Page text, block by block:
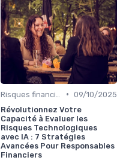
• 09/10/2025
Révolutionnez Votre
Capacité à Evaluer les
Risques Technologiques
avec IA : 7 Stratégies
Avancées Pour Responsables
Financiers